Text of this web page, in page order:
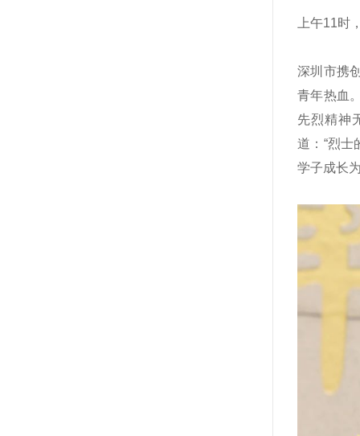
上午11时
深圳市携
青年热血
先烈精神
道：“烈士
学子成长